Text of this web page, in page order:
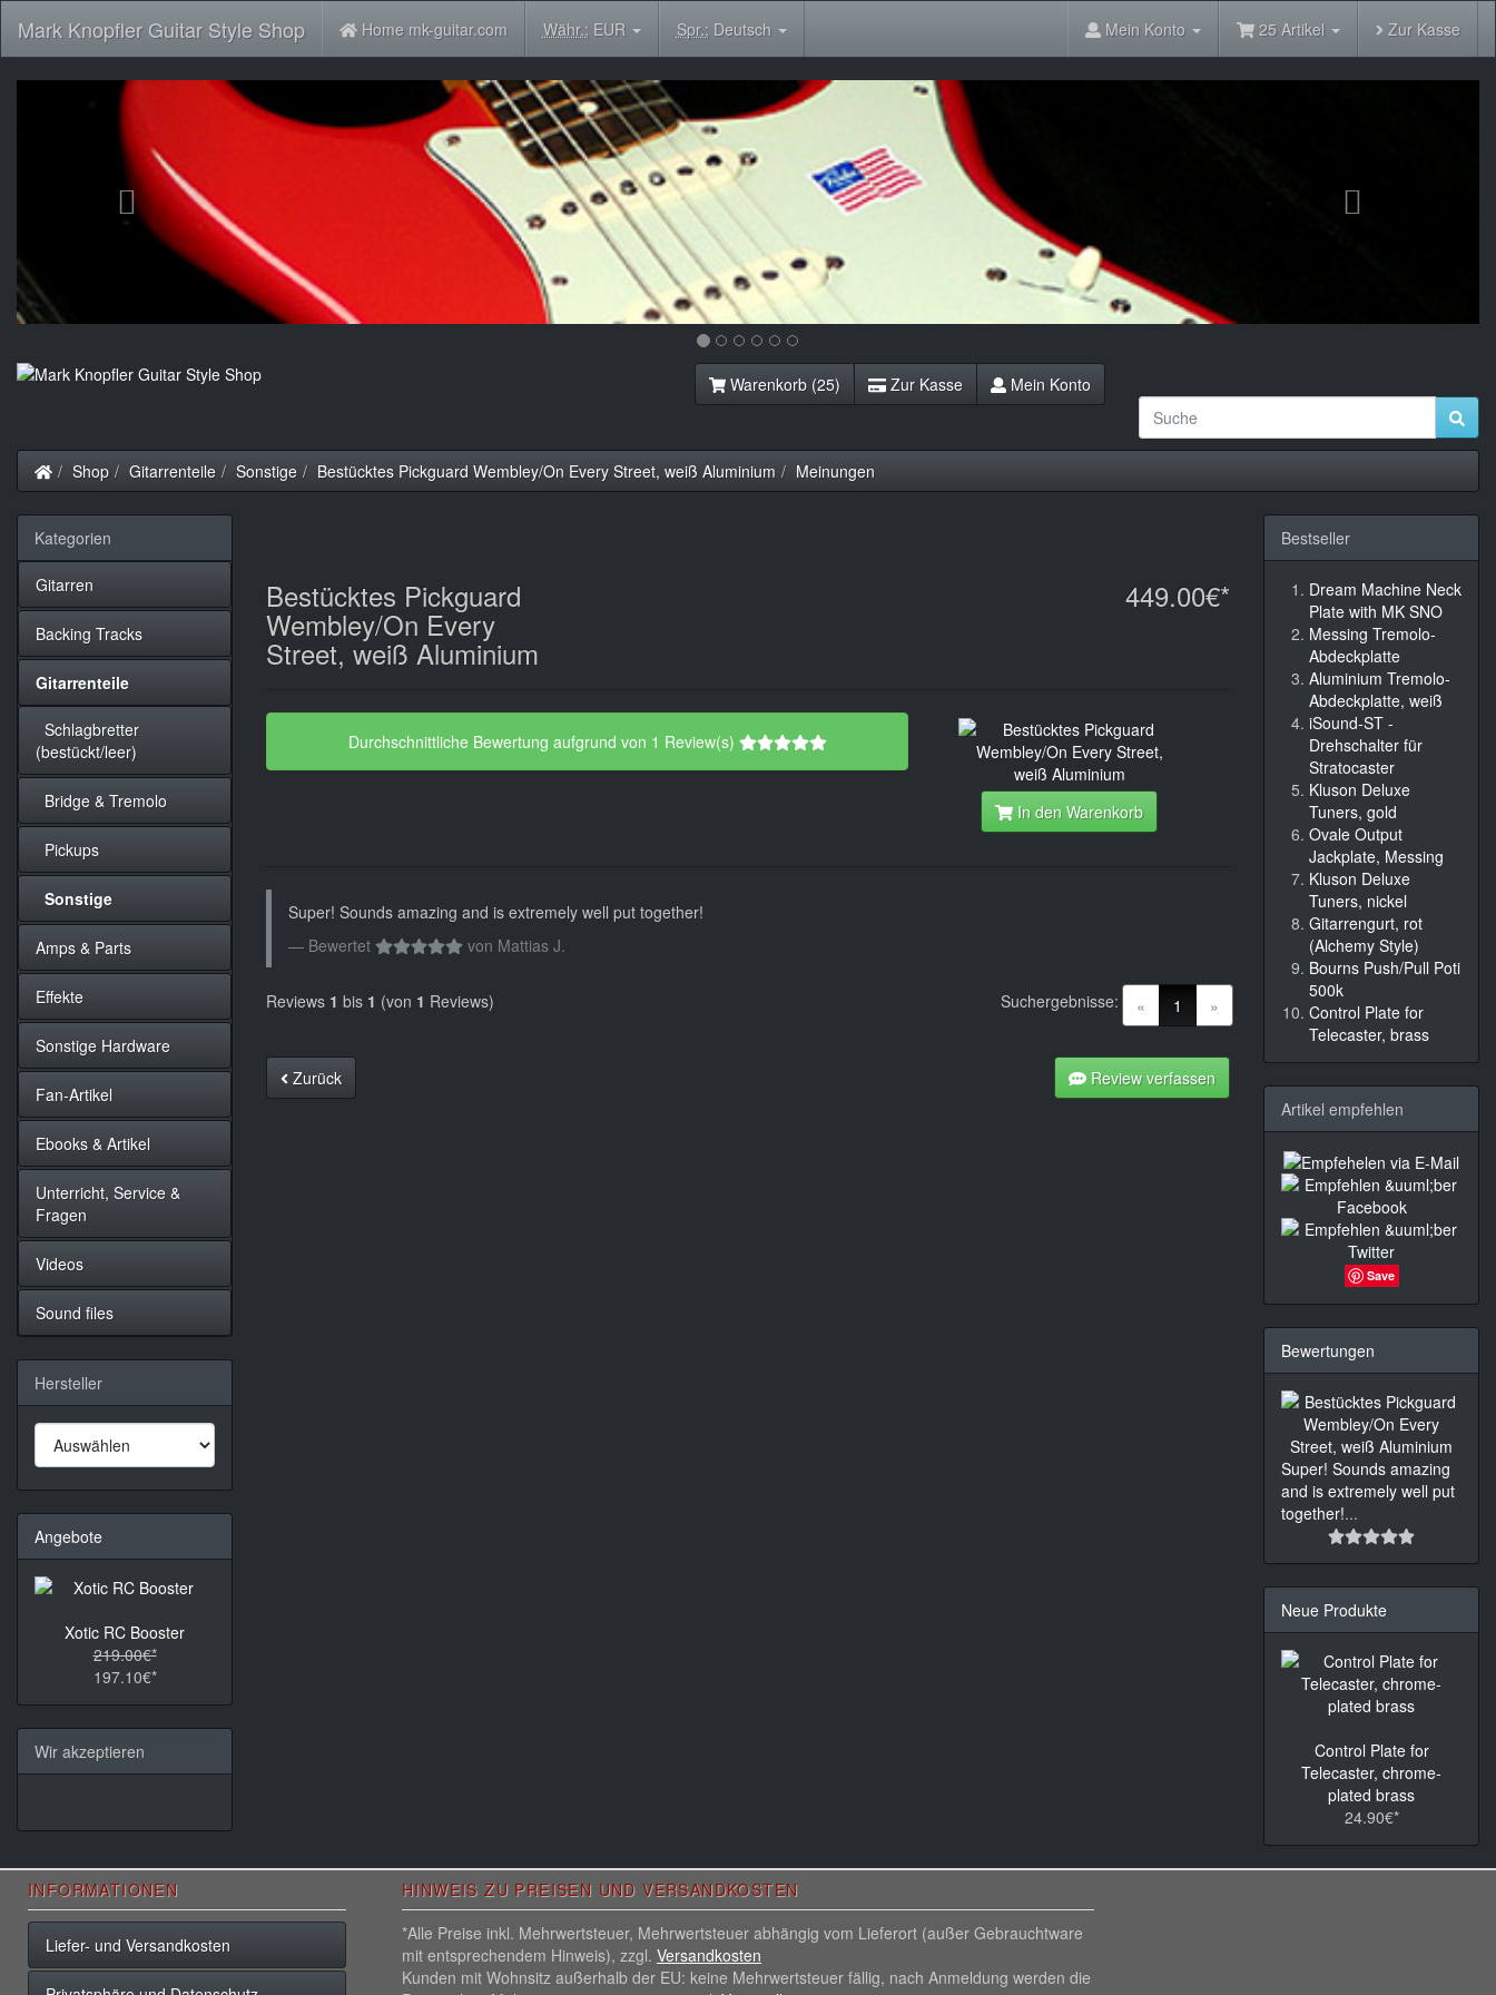
Mark Knopfler Guitar Style Shop Home mk-guitar.com Währ.:EUR Spr.:Deutsch Mein Konto 25 Artikel Zur Kasse
Previous
Warenkorb (25) Zur Kasse Mein Konto
Startseite
Shop Gitarrenteile Sonstige Bestücktes Pickguard Wembley/On Every Street, weiß Aluminium Meinungen
Bestücktes Pickguard
Wembley/On Every
Street, weiß Aluminium
449.00€*
Durchschnittliche Bewertung aufgrund von 1 Review(s)
In den Warenkorb
Super! Sounds amazing and is extremely well put together!
Bewertet
von Mattias J.
Reviews 1 bis 1 (von 1 Reviews) « 1 (current)
»
Suchergebnisse:
Zurück Review verfassen
Kategorien
Gitarren
Backing Tracks
Gitarrenteile
Schlagbretter
(bestückt/leer)
Bridge & Tremolo
Pickups
Sonstige
Amps & Parts
Effekte
Sonstige Hardware
Fan-Artikel
Ebooks & Artikel
Unterricht, Service &
Fragen
Videos
Sound files
Hersteller
Angebote
Xotic RC Booster
219.00€*
197.10€*
Wir akzeptieren
Bestseller
Dream Machine Neck
Plate with MK SNO
Messing Tremolo-
Abdeckplatte
Aluminium Tremolo-
Abdeckplatte, weiß
iSound-ST -
Drehschalter für
Stratocaster
Kluson Deluxe
Tuners, gold
Ovale Output
Jackplate, Messing
Kluson Deluxe
Tuners, nickel
Gitarrengurt, rot
(Alchemy Style)
Bourns Push/Pull Poti
500k
Control Plate for
Telecaster, brass
Artikel empfehlen
Save
Bewertungen
Super! Sounds amazing
and is extremely well put
together!...
Neue Produkte
Control Plate for
Telecaster, chrome-
plated brass
24.90€*
INFORMATIONEN
Liefer- und Versandkosten
HINWEIS ZU PREISEN UND VERSANDKOSTEN
*Alle Preise inkl. Mehrwertsteuer, Mehrwertsteuer abhängig vom Lieferort (außer Gebrauchtware
mit entsprechendem Hinweis), zzgl. Versandkosten
Kunden mit Wohnsitz außerhalb der EU: keine Mehrwertsteuer fällig, nach Anmeldung werden die